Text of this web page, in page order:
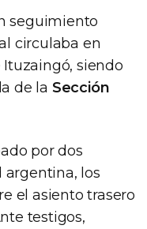
seguimiento
circulaba en
siendo
de la Sección
por dos
los
el asiento trasero
testigos,